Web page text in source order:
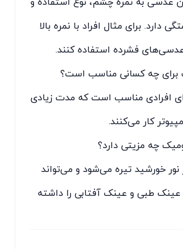
دارد. برای مثال افراد با نمره بالا
فشرده استفاده کنند.
برای چه کسانی مناسب است؟
افرادی مناسب است که مدت زیادی
کار می‌کنند.
چه مزیتی دارد؟
خورشید تیره می‌شود و می‌تواند
طبی و عینک آفتابی را داشته